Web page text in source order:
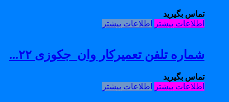
تماس بگیرید
اطلاعات بیشتر اطلاعات بیشتر
شماره تلفن تعمیرکار وان_جکوزی ۲۲...
تماس بگیرید
اطلاعات بیشتر اطلاعات بیشتر